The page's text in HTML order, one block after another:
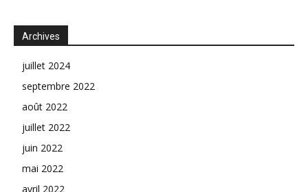
Archives
juillet 2024
septembre 2022
août 2022
juillet 2022
juin 2022
mai 2022
avril 2022